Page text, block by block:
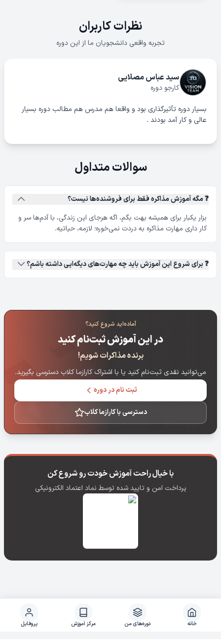
نظرات کاربران
تجربه واقعی دانشجویان ما از این دوره
سید عباس مصلایی
کارجو دوره
بسیار دوره تأثیرگذاری بود و واقعا هم مدرس هم مطالب دوره بسیار
عالی و کار آمد بودند .
سوالات متداول
❓ مگه آموزش مذاکره فقط برای فروشنده‌ها نیست؟
بزار یکبار برای همیشه بهت بگم، اگه هرجای این زندگی، با آدم‌ها سر و
کار داری مهارت مذاکره به دردت نمی‌خوره؛ لازمه، حیاتیه.
❓ برای شروع این آموزش باید چه مهارت‌های دیگه‌ایی داشته باشم؟
آماده‌اید شروع کنید؟
در این آموزش ثبت‌نام کنید
برنده مذاکرات شویم!
می‌توانید نقدی ثبت‌نام کنید یا با اشتراک کارازما کلاب دسترسی بگیرید.
ثبت نام در دوره
دسترسی با کارازما کلاب
با خیال راحت آموزش خودت رو شروع کن
پرداخت امن و تایید شده توسط نماد اعتماد الکترونیکی
خانه دوره‌های من مرکز آموزش پروفایل